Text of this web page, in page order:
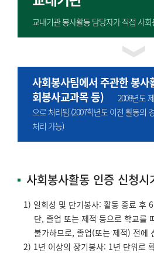
교내기관 봉사활동 담당자가 직접 사
사회봉사팀에서 주관한 봉
회봉사교과목 등) 2008년도 제
으로 처리됨 (2007학년도 이전 활동의
처리 가능)
사회봉사활동 인증 신청시
1) 일회성 및 단기봉사: 활동 종료 후
단, 졸업 또는 제적 등으로 학교를
불가하므로, 졸업(또는 제적) 전에
2) 1년 이상의 장기봉사: 1년 단위로